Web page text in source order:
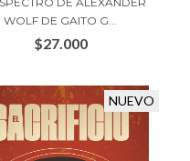
WOLF DE GAITO G...
$27.000
NUEVO